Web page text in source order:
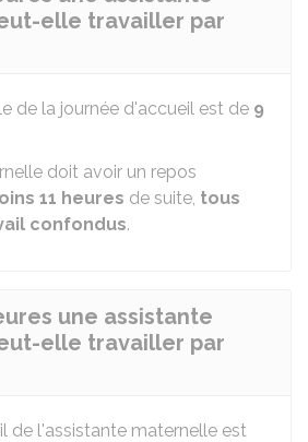
elle travailler par
de la journée d'accueil est de 9
doit avoir un repos
11 heures de suite, tous
confondus.
une assistante
elle travailler par
de l'assistante maternelle est